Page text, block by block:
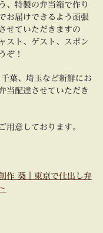
、特製の弁当箱で作り
お届けできるよう頑張
せていただきますの
スト、ゲスト、スポン
ぞ！
葉、埼玉など新鮮にお
当配達させていただき
用意しております。
作 葵｜東京で仕出し弁